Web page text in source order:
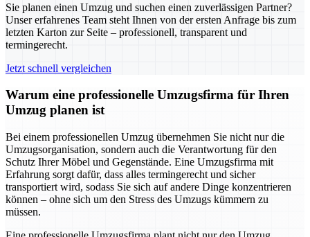
Sie planen einen Umzug und suchen einen zuverlässigen Partner?
Unser erfahrenes Team steht Ihnen von der ersten Anfrage bis zum
letzten Karton zur Seite – professionell, transparent und
termingerecht.
Jetzt schnell vergleichen
Warum eine professionelle Umzugsfirma für Ihren
Umzug planen ist
Bei einem professionellen Umzug übernehmen Sie nicht nur die
Umzugsorganisation, sondern auch die Verantwortung für den
Schutz Ihrer Möbel und Gegenstände. Eine Umzugsfirma mit
Erfahrung sorgt dafür, dass alles termingerecht und sicher
transportiert wird, sodass Sie sich auf andere Dinge konzentrieren
können – ohne sich um den Stress des Umzugs kümmern zu
müssen.